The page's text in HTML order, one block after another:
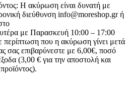
Η ακύρωση είναι δυνατή με
διεύθυνση info@moreshop.gr ή
με Παρασκευή 10:00 – 17:00
που η ακύρωση γίνει μετά
σας επιβαρύνεστε με 6,00€, ποσό
(3,00 € για την αποστολή και